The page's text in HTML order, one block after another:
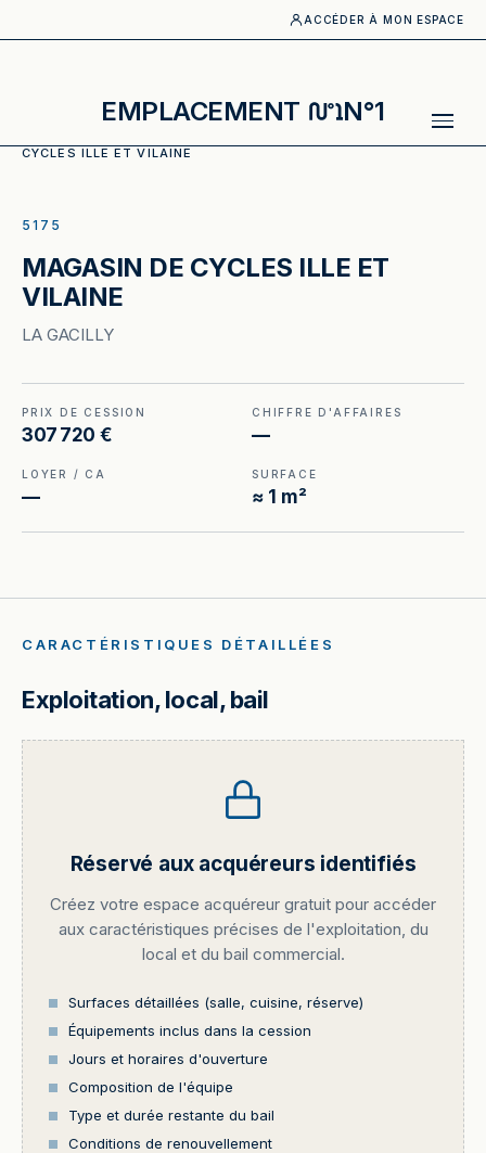
ACCÉDER À MON ESPACE
EMPLACEMENT N°1
CYCLES ILLE ET VILAINE
5175
MAGASIN DE CYCLES ILLE ET
VILAINE
LA GACILLY
PRIX DE CESSION
307 720 €
CHIFFRE D'AFFAIRES
—
LOYER / CA
—
SURFACE
≈ 1 m²
CARACTÉRISTIQUES DÉTAILLÉES
Exploitation, local, bail
Réservé aux acquéreurs identifiés
Créez votre espace acquéreur gratuit pour accéder
aux caractéristiques précises de l'exploitation, du
local et du bail commercial.
Surfaces détaillées (salle, cuisine, réserve)
Équipements inclus dans la cession
Jours et horaires d'ouverture
Composition de l'équipe
Type et durée restante du bail
Conditions de renouvellement